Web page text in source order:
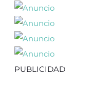
PUBLICIDAD